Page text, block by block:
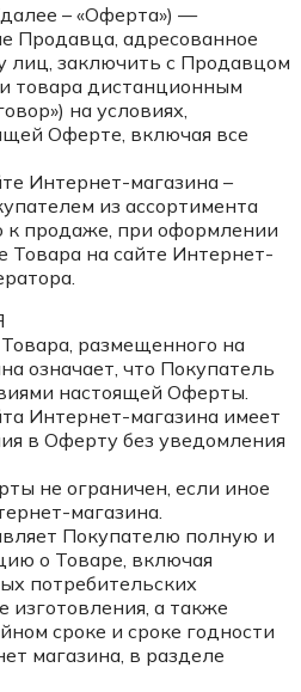
– «Оферта») —
Продавца, адресованное
лиц, заключить с Продавцом
товара дистанционным
на условиях,
Оферте, включая все
Интернет-магазина –
из ассортимента
к продаже, при оформлении
Товара на сайте Интернет-
размещенного на
означает, что Покупатель
настоящей Оферты.
Интернет-магазина имеет
в Оферту без уведомления
не ограничен, если иное
магазина.
Покупателю полную и
о Товаре, включая
потребительских
изготовления, а также
сроке и сроке годности
магазина, в разделе